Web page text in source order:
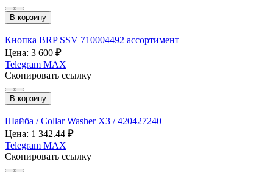
В корзину
Кнопка BRP SSV 710004492 ассортимент
Цена: 3 600 ₽
Telegram MAX
Скопировать ссылку
В корзину
Шайба / Collar Washer X3 / 420427240
Цена: 1 342.44 ₽
Telegram MAX
Скопировать ссылку